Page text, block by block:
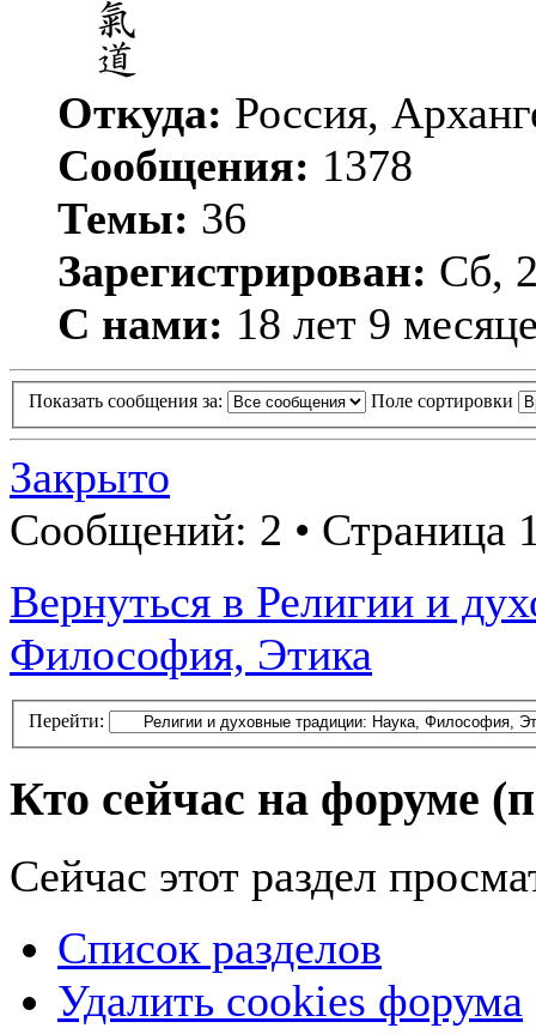
Откуда: Россия,
Сообщения: 1378
Темы: 36
Зарегистрирован: Сб,
С нами: 18 лет 9
Показать сообщения за: Поле сортировки
Закрыто
Сообщений: 2 • Страница
Вернуться в Религии и
Философия, Этика
Перейти:
Кто сейчас на форуме
Сейчас этот раздел
Список разделов
Удалить cookies форума